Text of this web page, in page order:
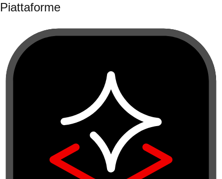
Piattaforme